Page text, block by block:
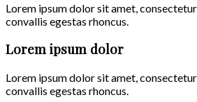
Lorem ipsum dolor sit amet,
convallis egestas rhoncus.
Lorem ipsum dolor
Lorem ipsum dolor sit amet,
convallis egestas rhoncus.